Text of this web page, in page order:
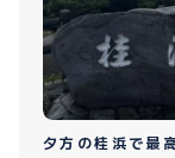
夕方の桂浜で最